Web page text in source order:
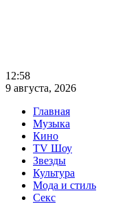
12:58
9 августа, 2026
Главная
Музыка
Кино
TV Шоу
Звезды
Культура
Мода и стиль
Секс